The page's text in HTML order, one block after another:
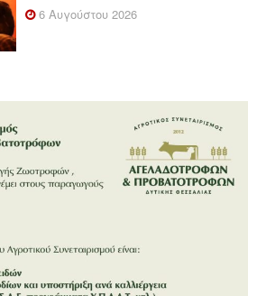
6 Αυγούστου 2026